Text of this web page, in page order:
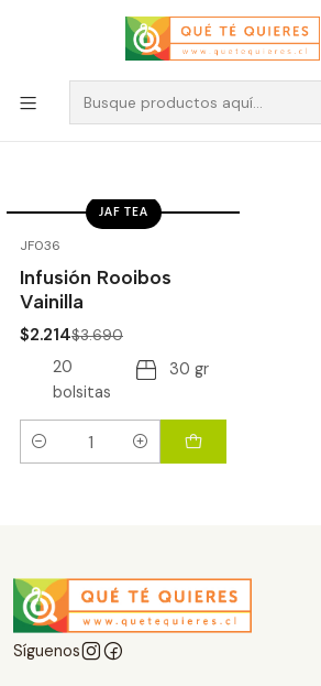
40% Jaf Tea
Filtros
JF036
JAF TEA
Infusión Rooibos
Vainilla
$2.214$3.690
20
bolsitas
30 gr
Cantidad
Síguenos